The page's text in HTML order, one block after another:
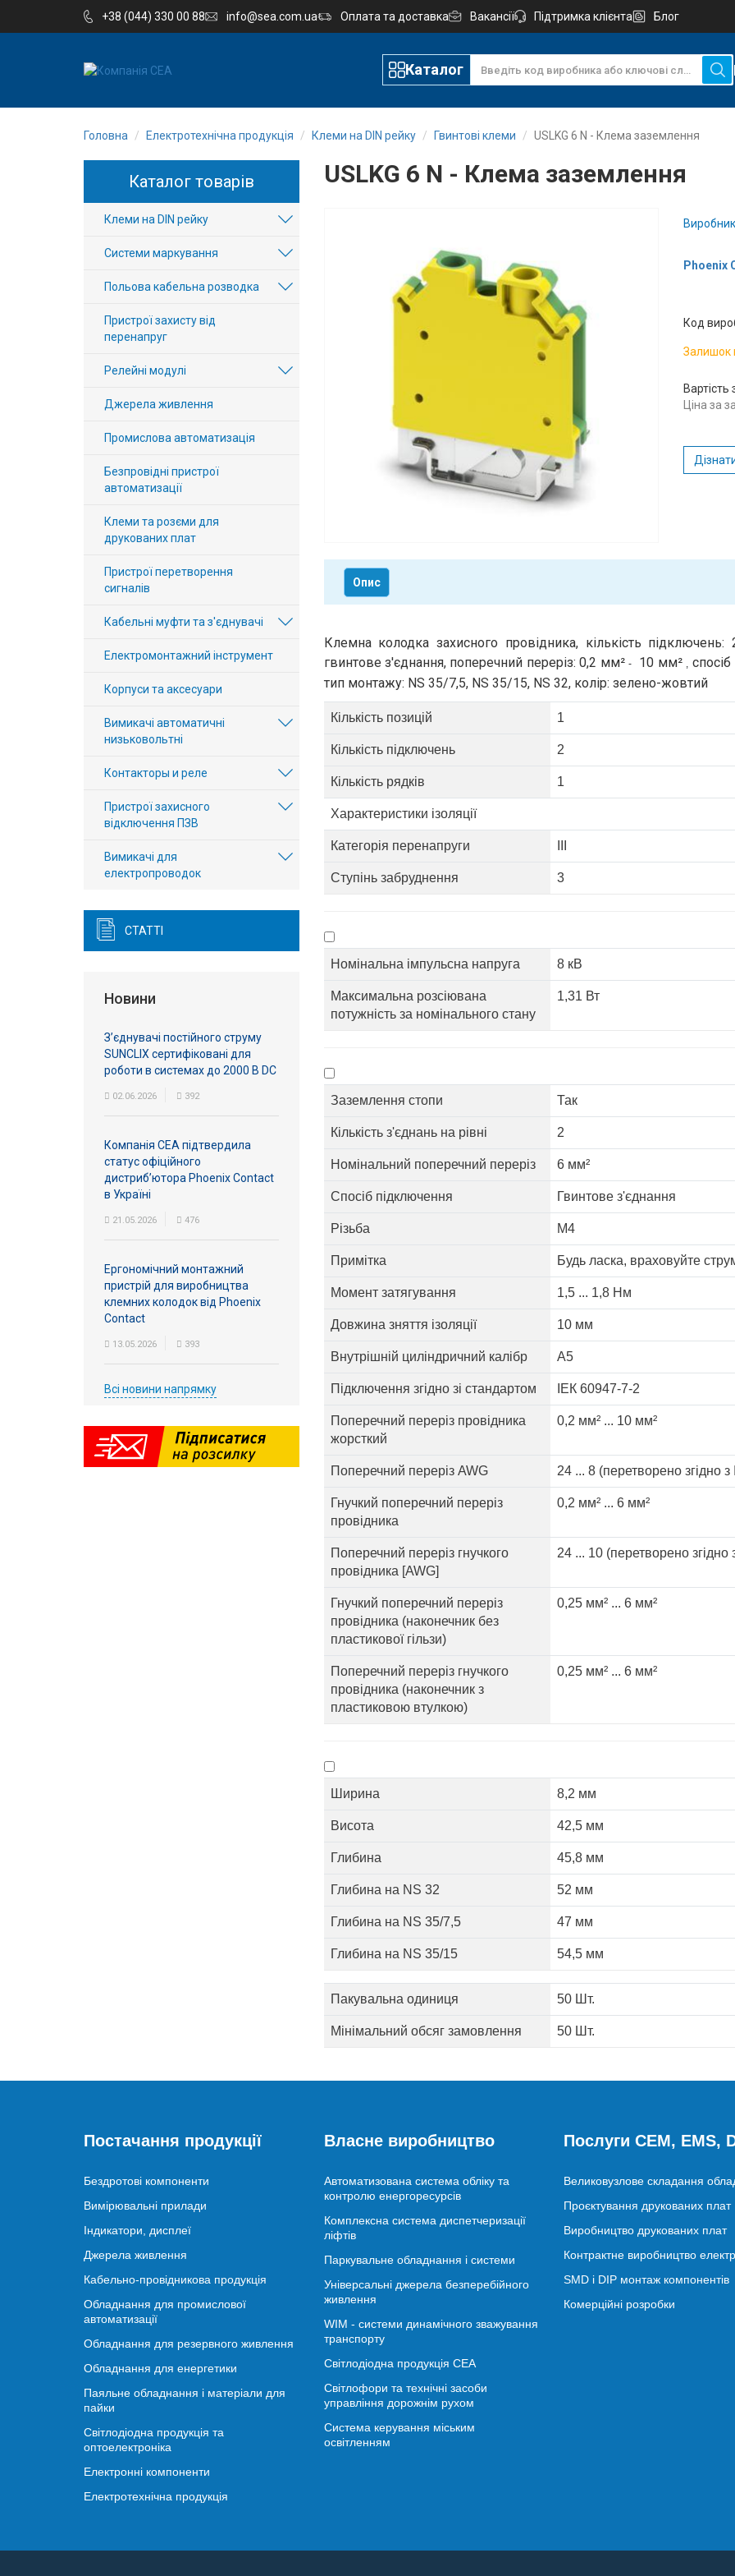
+38 (044) 330 00 88 info@sea.com.ua Оплата та доставка Вакансії Підтримка клієнта Блог
Каталог
Компанія
Виробництво
Вакансії
авторизація
Виробники
Контакти
Доставка
Підтримка
Головна Електротехнічна продукція Клеми на DIN рейку Гвинтові клеми USLKG 6 N - Клема заземлення
USLKG 6 N - Клема заземлення
Phoenix
Код
Залишок
Ціна за
Опис
Клемна колодка захисного провідника, кількість підключень:
гвинтове з'єднання, поперечний переріз: 0,2 мм²- 10 мм² ,
тип монтажу: NS 35/7,5, NS 35/15, NS 32, колір: зелено-жовтий
Кількість позицій 1
Кількість підключень 2
Кількість рядків 1
Характеристики ізоляції
Категорія перенапруги
Ступінь забруднення 3
Номінальна імпульсна напруга 8 кВ
Максимальна розсіювана
потужність за номінального стану
1,31 Вт
Заземлення стопи Так
Кількість з'єднань на рівні 2
Номінальний поперечний переріз 6 мм²
Спосіб підключення Гвинтове з'єднання
Різьба М4
Примітка Будь ласка, враховуйте
Момент затягування 1,5 ... 1,8 Нм
Довжина зняття ізоляції 10 мм
Внутрішній циліндричний калібр А5
Підключення згідно зі стандартом ІЕК 60947-7-2
Поперечний переріз провідника
жорсткий
0,2 мм² ... 10 мм²
Поперечний переріз AWG 24 ... 8 (перетворено згідно з
Гнучкий поперечний переріз
провідника
0,2 мм² ... 6 мм²
Поперечний переріз гнучкого
провідника [AWG]
24 ... 10 (перетворено згідно
Гнучкий поперечний переріз
провідника (наконечник без
пластикової гільзи)
0,25 мм² ... 6 мм²
Поперечний переріз гнучкого
провідника (наконечник з
пластиковою втулкою)
0,25 мм² ... 6 мм²
Ширина 8,2 мм
Висота 42,5 мм
Глибина 45,8 мм
Глибина на NS 32 52 мм
Глибина на NS 35/7,5 47 мм
Глибина на NS 35/15 54,5 мм
Пакувальна одиниця 50 Шт.
Мінімальний обсяг замовлення 50 Шт.
Каталог товарів
Клеми на DIN рейку
Системи маркування
Польова кабельна розводка
Пристрої захисту від
перенапруг
Релейні модулі
Джерела живлення
Промислова автоматизація
Безпровідні пристрої
автоматизації
Клеми та розєми для
друкованих плат
Пристрої перетворення
сигналів
Кабельні муфти та з'єднувачі
Електромонтажний інструмент
Корпуси та аксесуари
Вимикачі автоматичні
низьковольтні
Контакторы и реле
Пристрої захисного
відключення ПЗВ
Вимикачі для
електропроводок
СТАТТІ
Новини
З’єднувачі постійного струму
SUNCLIX сертифіковані для
роботи в системах до 2000 В DC
02.06.2026 392
Компанія СЕА підтвердила
статус офіційного
дистриб’ютора Phoenix Contact
в Україні
21.05.2026 476
Ергономічний монтажний
пристрій для виробництва
клемних колодок від Phoenix
Contact
13.05.2026 393
Всі новини напрямку
Постачання продукції
Бездротові компоненти
Вимірювальні прилади
Індикатори, дисплеї
Джерела живлення
Кабельно-провідникова продукція
Обладнання для промислової
автоматизації
Обладнання для резервного живлення
Обладнання для енергетики
Паяльне обладнання і матеріали для
пайки
Світлодіодна продукція та
оптоелектроніка
Електронні компоненти
Електротехнічна продукція
Власне виробництво
Автоматизована система обліку та
контролю енергоресурсів
Комплексна система диспетчеризації
ліфтів
Паркувальне обладнання і системи
Універсальні джерела безперебійного
живлення
WIM - системи динамічного зважування
транспорту
Світлодіодна продукція СЕА
Світлофори та технічні засоби
управління дорожнім рухом
Система керування міським
освітленням
Послуги CEM, EMS,
Великовузлове складання
Проєктування друкованих плат
Виробництво друкованих плат
Контрактне виробництво
SMD і DIP монтаж компонентів
Комерційні розробки